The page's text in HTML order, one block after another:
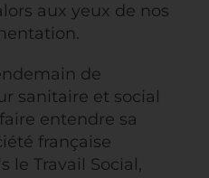
aux yeux de nos
de
sanitaire et social
entendre sa
française
le Travail Social,